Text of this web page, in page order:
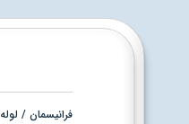
فرانیسمان / لوله